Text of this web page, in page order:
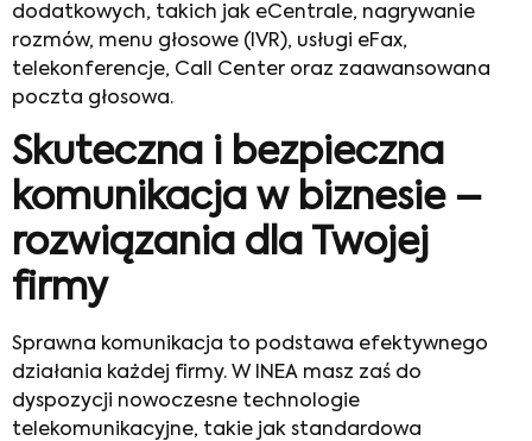
dodatkowych, takich jak eCentrale, nagrywanie
rozmów, menu głosowe (IVR), usługi eFax,
telekonferencje, Call Center oraz zaawansowana
poczta głosowa.
Skuteczna i bezpieczna
komunikacja w biznesie –
rozwiązania dla Twojej
firmy
Sprawna komunikacja to podstawa efektywnego
działania każdej firmy. W INEA masz zaś do
dyspozycji nowoczesne technologie
telekomunikacyjne, takie jak standardowa